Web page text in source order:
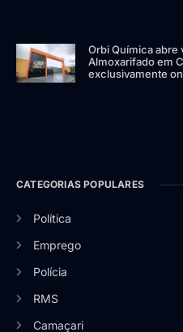
Orbi Química abre
Almoxarifado em
exclusivamente
CATEGORIAS POPULARES
Política
Emprego
Polícia
RMS
Camaçari